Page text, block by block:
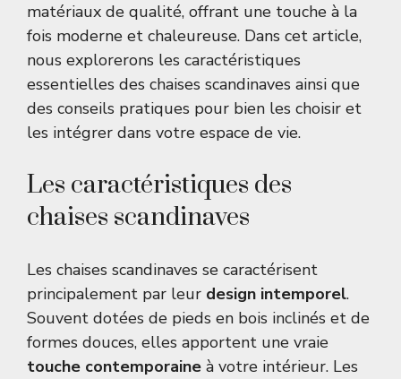
matériaux de qualité, offrant une touche à la
fois moderne et chaleureuse. Dans cet article,
nous explorerons les caractéristiques
essentielles des chaises scandinaves ainsi que
des conseils pratiques pour bien les choisir et
les intégrer dans votre espace de vie.
Les caractéristiques des
chaises scandinaves
Les chaises scandinaves se caractérisent
principalement par leur design intemporel.
Souvent dotées de pieds en bois inclinés et de
formes douces, elles apportent une vraie
touche contemporaine à votre intérieur. Les